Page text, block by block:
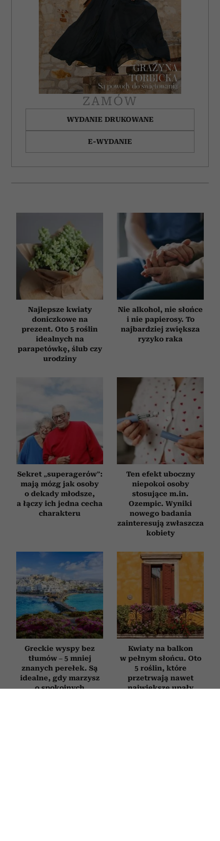
ZAMÓW
WYDANIE DRUKOWANE
E-WYDANIE
Najlepsze kwiaty
doniczkowe na
prezent. Oto 5 roślin
idealnych na
parapetówkę, ślub czy
urodziny
Nie alkohol, nie słońce
i nie papierosy. To
najbardziej zwiększa
ryzyko raka
Sekret „superagerów”:
mają mózg jak osoby
o dekady młodsze,
a łączy ich jedna cecha
charakteru
Ten efekt uboczny
niepokoi osoby
stosujące m.in.
Ozempic. Wyniki
nowego badania
zainteresują zwłaszcza
kobiety
Greckie wyspy bez
tłumów – 5 mniej
znanych perełek. Są
idealne, gdy marzysz
o spokojnych
Kwiaty na balkon
w pełnym słońcu. Oto
5 roślin, które
przetrwają nawet
największe upały